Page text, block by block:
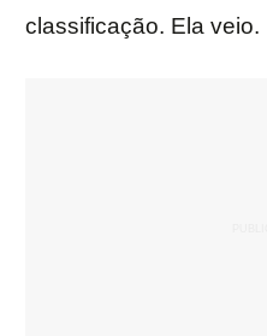
classificação. Ela veio.